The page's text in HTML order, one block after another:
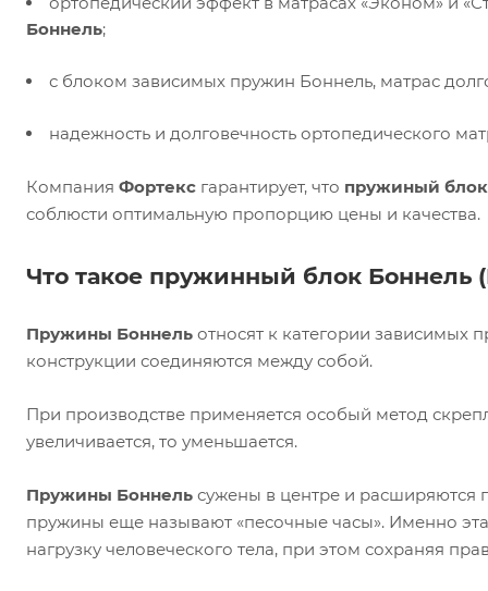
Боннель;
с блоком зависимых пружин Боннель, матрас
надежность и долговечность ортопедического
Компания Фортекс гарантирует, что пружиный
соблюсти оптимальную пропорцию цены и качества.
Что такое пружинный блок Боннель
Пружины Боннель относят к категории зависимых
конструкции соединяются между собой.
При производстве применяется особый метод
увеличивается, то уменьшается.
Пружины Боннель сужены в центре и расширяются
пружины еще называют «песочные часы». Именно
нагрузку человеческого тела, при этом сохраняя